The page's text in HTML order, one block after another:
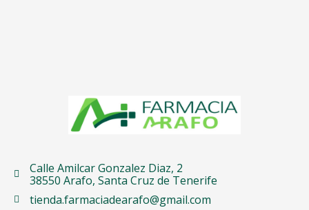
Calle Amilcar Gonzalez Diaz, 2
38550 Arafo, Santa Cruz de Tenerife
tienda.farmaciadearafo@gmail.com